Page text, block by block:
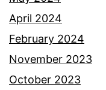
April 2024
February 2024
November 2023
October 2023